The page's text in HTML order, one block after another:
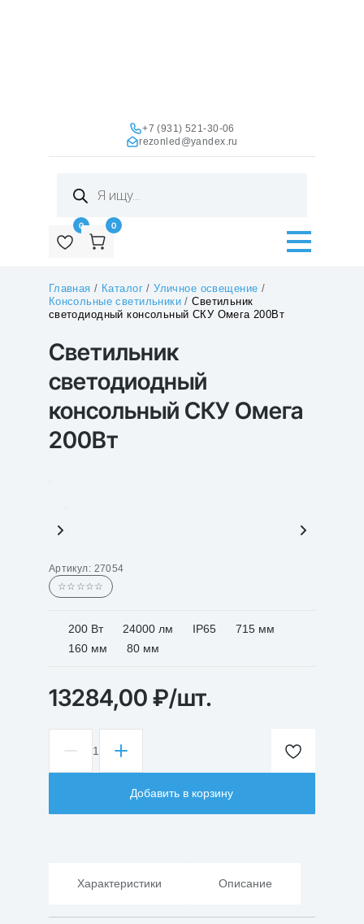
+7 (931) 521-30-06
rezonled@yandex.ru
товаров
0 0
Главная / Каталог/Уличное освещение /
Консольные светильники /Светильник
светодиодный консольный СКУ Омега 200Вт
Светильник
светодиодный
консольный СКУ Омега
200Вт
Артикул: 27054
☆☆☆☆☆
200 Вт 24000 лм IP65
715 мм
160 мм
80 мм
13284,00 ₽/шт.
Количество
товара
светодиодный
консольный
1
Добавить в корзину
Характеристики Описание